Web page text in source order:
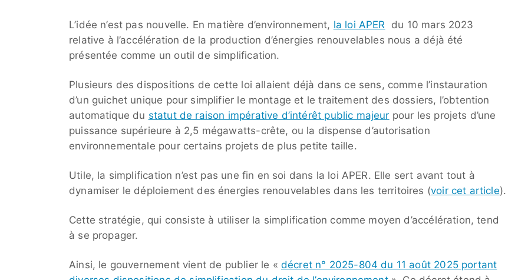
L’idée n’est pas nouvelle. En matière d’environnement, la loi APER du 10 mars 2023
relative à l’accélération de la production d’énergies renouvelables nous a déjà été
présentée comme un outil de simplification.
Plusieurs des dispositions de cette loi allaient déjà dans ce sens, comme l’instauration
d’un guichet unique pour simplifier le montage et le traitement des dossiers, l’obtention
automatique du statut de raison impérative d’intérêt public majeur pour les projets d’une
puissance supérieure à 2,5 mégawatts-crête, ou la dispense d’autorisation
environnementale pour certains projets de plus petite taille.
Utile, la simplification n’est pas une fin en soi dans la loi APER. Elle sert avant tout à
dynamiser le déploiement des énergies renouvelables dans les territoires (voir cet article).
Cette stratégie, qui consiste à utiliser la simplification comme moyen d’accélération, tend
à se propager.
Ainsi, le gouvernement vient de publier le « décret n° 2025-804 du 11 août 2025 portant